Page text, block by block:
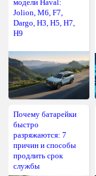
модели Haval:
Jolion, M6, F7,
Dargo, H3, H5, H7,
H9
Почему батарейки
быстро
разряжаются: 7
причин и способы
продлить срок
службы